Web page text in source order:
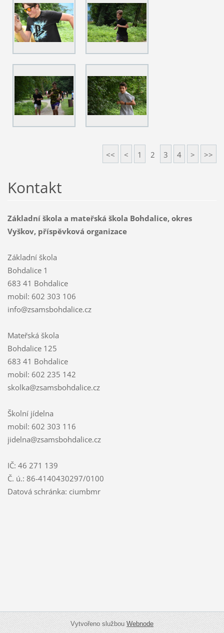
<< < 1 2 3 4 > >>
Kontakt
Základní škola a mateřská škola Bohdalice, okres
Vyškov, příspěvková organizace
Základní škola
Bohdalice 1
683 41 Bohdalice
mobil: 602 303 106
info@zsamsbohdalice.cz
Mateřská škola
Bohdalice 125
683 41 Bohdalice
mobil: 602 235 142
skolka@zsamsbohdalice.cz
Školní jídelna
mobil: 602 303 116
jidelna@zsamsbohdalice.cz
IČ: 46 271 139
Č. ú.: 86-4140430297/0100
Datová schránka: ciumbmr
Vytvořeno službouWebnode